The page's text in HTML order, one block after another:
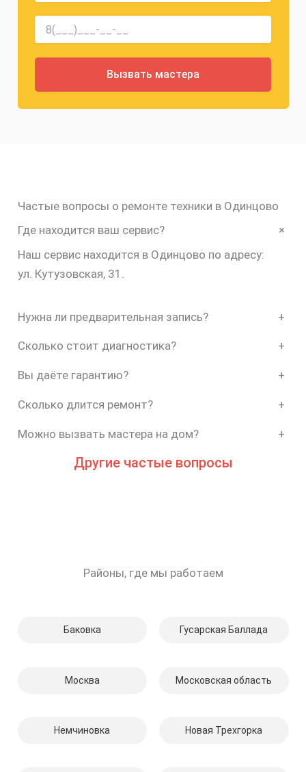
Частые вопросы о ремонте техники в Одинцово
Где находится ваш сервис?
+
Наш сервис находится в Одинцово по адресу:
ул. Кутузовская, 31.
Нужна ли предварительная запись? +
Сколько стоит диагностика? +
Вы даёте гарантию? +
Сколько длится ремонт? +
Можно вызвать мастера на дом? +
Другие частые вопросы
Районы, где мы работаем
Баковка Гусарская Баллада
Москва Московская область
Немчиновка Новая Трехгорка